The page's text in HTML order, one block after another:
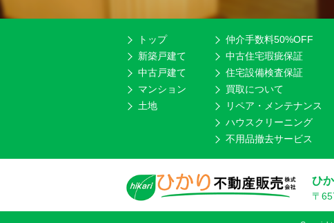
トップ
新築戸建て
中古戸建て
マンション
土地
仲介手数料50%OFF
中古住宅瑕疵保証
住宅設備検査保証
買取について
リペア・メンテナンス
ハウスクリーニング
不用品撤去サービス
ひ
〒